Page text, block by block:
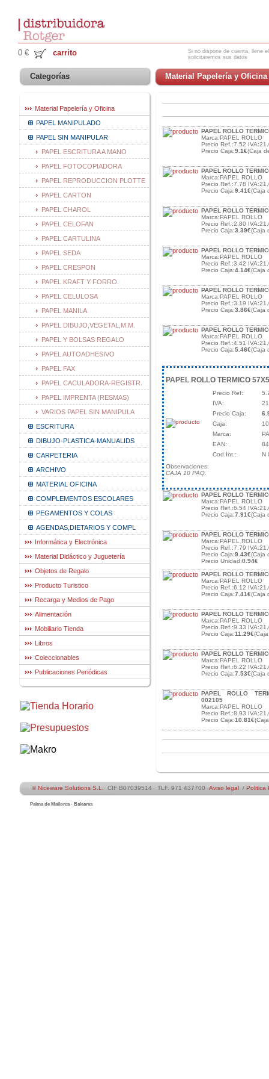
0 € carrito
Si no dispone de cuenta, llene
solicitaremos sus datos
Categorías
Material Papelería y Oficina
PAPEL MANIPULADO
PAPEL SIN MANIPULAR
PAPEL ESCRITURA A MANO
PAPEL FOTOCOPIADORA
PAPEL REPRODUCCION PLOTTE
PAPEL CARTON
PAPEL CHAROL
PAPEL CELOFAN
PAPEL CARTULINA
PAPEL SEDA
PAPEL CRESPON
PAPEL KRAFT Y FORRO.
PAPEL CELULOSA
PAPEL MANILA
PAPEL DIBUJO,VEGETAL,M.M.
PAPEL Y BOLSAS REGALO
PAPEL AUTOADHESIVO
PAPEL FAX
PAPEL CACULADORA-REGISTR.
PAPEL IMPRENTA (RESMAS)
VARIOS PAPEL SIN MANIPULA
ESCRITURA
DIBUJO-PLASTICA-MANUALIDS
CARPETERIA
ARCHIVO
MATERIAL OFICINA
COMPLEMENTOS ESCOLARES
PEGAMENTOS Y COLAS
AGENDAS,DIETARIOS Y COMPL
Informática y Electrónica
Material Didáctico y Juguetería
Objetos de Regalo
Producto Turistico
Recarga y Medios de Pago
Alimentación
Mobiliario Tienda
Libros
Coleccionables
Publicaciones Periódicas
Material Papelería y Oficina
PAPEL ROLLO
Marca:PAPEL ROLLO
Precio Ref.:7.52
Precio Caja:9.1€(Caja
PAPEL ROLLO
Marca:PAPEL ROLLO
Precio Ref.:7.78
Precio Caja:9.41€(Caja
PAPEL ROLLO
Marca:PAPEL ROLLO
Precio Ref.:2.80
Precio Caja:3.39€(Caja
PAPEL ROLLO
Marca:PAPEL ROLLO
Precio Ref.:3.42
Precio Caja:4.14€(Caja
PAPEL ROLLO
Marca:PAPEL ROLLO
Precio Ref.:3.19
Precio Caja:3.86€(Caja
PAPEL ROLLO
Marca:PAPEL ROLLO
Precio Ref.:4.51
Precio Caja:5.46€(Caja
PAPEL ROLLO TERMICO
Precio Ref:
IVA:
Precio Caja:
Caja:
Marca:
EAN:
Cod.Int.:
N
Observaciones:
CAJA 10 PAQ.
PAPEL ROLLO
Marca:PAPEL ROLLO
Precio Ref.:6.54
Precio Caja:7.91€(Caja
PAPEL ROLLO
Marca:PAPEL ROLLO
Precio Ref.:7.79
Precio Caja:9.43€(Caja
Precio Unidad:0.94€
PAPEL ROLLO
Marca:PAPEL ROLLO
Precio Ref.:6.12
Precio Caja:7.41€(Caja
PAPEL ROLLO
Marca:PAPEL ROLLO
Precio Ref.:9.33
Precio Caja:11.29€
PAPEL ROLLO
Marca:PAPEL ROLLO
Precio Ref.:6.22
Precio Caja:7.53€(Caja
PAPEL ROLLO
002105
Marca:PAPEL ROLLO
Precio Ref.:8.93
Precio Caja:10.81€
© Niceware Solutions S.L. CIF B07039514 TLF. 971 437700 Aviso legal / Politica
Palma de Mallorca - Baleares